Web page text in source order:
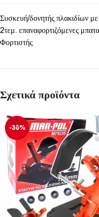
Συσκευή/δονητής πλακιδίων
2τεμ. επαναφορτιζόμενες
Φορτιστής
Σχετικά προϊόντα
-36%